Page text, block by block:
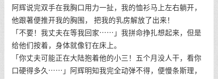
阿辉说完双手在我胸口用力一扯，我的恤衫马上左右躺开，
他跟著便推开我的胸围， 把我的乳房解放了出来！
「不要！我丈夫在等我回家⋯⋯」我拼命挣扎想起来，但是
给他们按着，身体就像钉在床上。
「你丈夫可能正在大陆抱着他的小三！五个月没人干，看你
口硬得多久⋯⋯」阿辉明知我完全动弹不得，便慢条斯理，